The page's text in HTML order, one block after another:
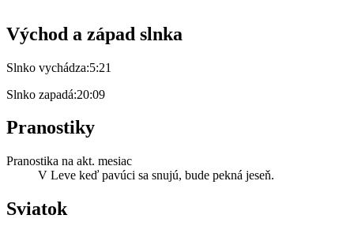
Východ a západ slnka
Slnko vychádza:5:21
Slnko zapadá:20:09
Pranostiky
Pranostika na akt. mesiac
V Leve keď pavúci sa snujú, bude pekná jeseň.
Sviatok